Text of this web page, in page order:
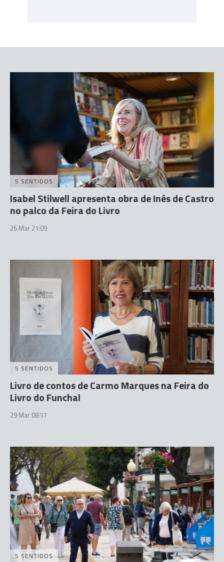
5 SENTIDOS
Isabel Stilwell apresenta obra de Inês de Castro
no palco da Feira do Livro
26 Mar 21:09
5 SENTIDOS
Livro de contos de Carmo Marques na Feira do
Livro do Funchal
29 Mar 08:17
5 SENTIDOS